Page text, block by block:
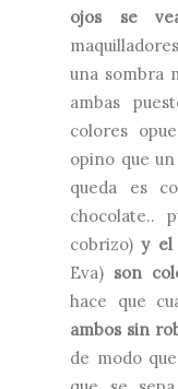
ojos se
una sombra
ambas
colores
opino que
queda es
chocolate..
cobrizo)y el
Eva) son
hace que
ambos sin
de modo